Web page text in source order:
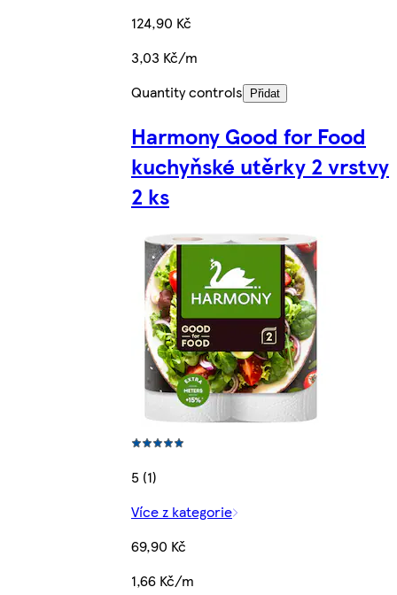
124,90 Kč
3,03 Kč/m
Quantity controls
Přidat
Harmony Good for Food
kuchyňské utěrky 2 vrstvy
2 ks
5 (1)
Více z kategorie
69,90 Kč
1,66 Kč/m